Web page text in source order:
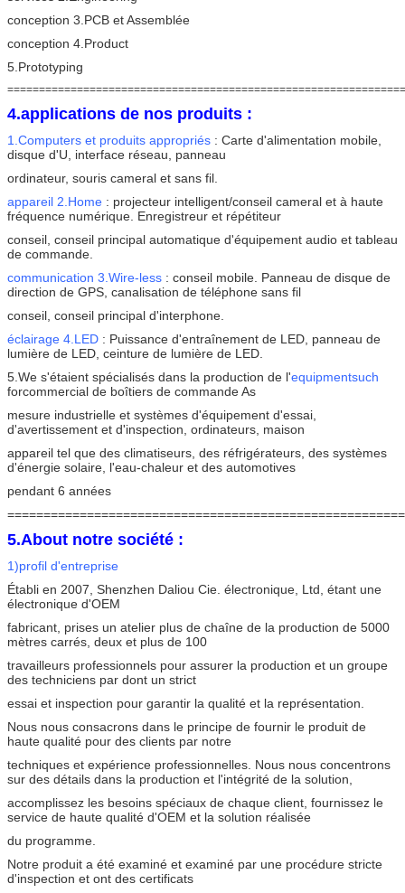
conception 3.PCB et Assemblée
conception 4.Product
5.Prototyping
4.applications de nos produits :
1.Computers et produits appropriés : Carte d'alimentation mobile,
disque d'U, interface réseau, panneau
ordinateur, souris cameral et sans fil.
appareil 2.Home : projecteur intelligent/conseil cameral et à haute
fréquence numérique. Enregistreur et répétiteur
conseil, conseil principal automatique d'équipement audio et tableau
de commande.
communication 3.Wire-less : conseil mobile. Panneau de disque de
direction de GPS, canalisation de téléphone sans fil
conseil, conseil principal d'interphone.
éclairage 4.LED : Puissance d'entraînement de LED, panneau de
lumière de LED, ceinture de lumière de LED.
5.We s'étaient spécialisés dans la production de l'equipmentsuch
forcommercial de boîtiers de commande As
mesure industrielle et systèmes d'équipement d'essai,
d'avertissement et d'inspection, ordinateurs, maison
appareil tel que des climatiseurs, des réfrigérateurs, des systèmes
d'énergie solaire, l'eau-chaleur et des automotives
pendant 6 années
5.About notre société :
1)profil d'entreprise
Établi en 2007, Shenzhen Daliou Cie. électronique, Ltd, étant une
électronique d'OEM
fabricant, prises un atelier plus de chaîne de la production de 5000
mètres carrés, deux et plus de 100
travailleurs professionnels pour assurer la production et un groupe
des techniciens par dont un strict
essai et inspection pour garantir la qualité et la représentation.
Nous nous consacrons dans le principe de fournir le produit de
haute qualité pour des clients par notre
techniques et expérience professionnelles. Nous nous concentrons
sur des détails dans la production et l'intégrité de la solution,
accomplissez les besoins spéciaux de chaque client, fournissez le
service de haute qualité d'OEM et la solution réalisée
du programme.
Notre produit a été examiné et examiné par une procédure stricte
d'inspection et ont des certificats